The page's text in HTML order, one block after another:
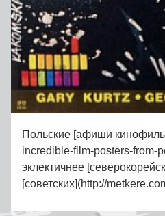
Польские [афиши
incredible-film-posters-from-
эклектичнее
[советских](http://